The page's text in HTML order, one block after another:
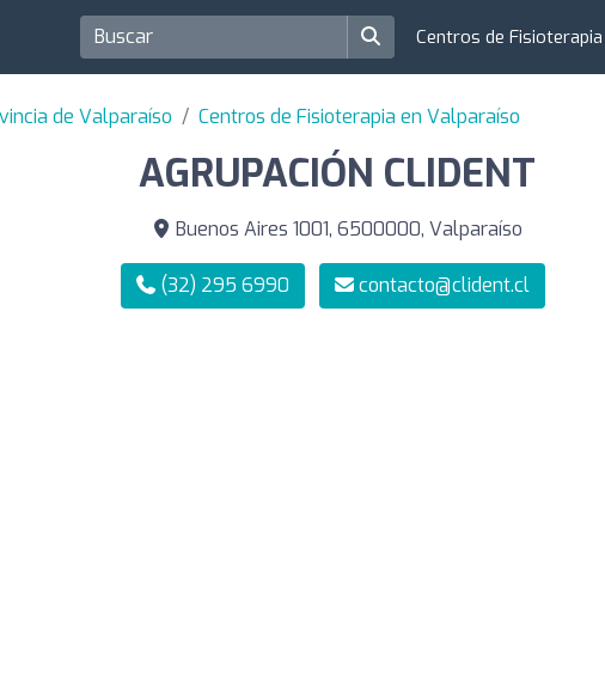
Centros de
de Valparaíso Centros de Fisioterapia en Valparaíso
AGRUPACIÓN CLIDENT
Buenos Aires 1001, 6500000, Valparaíso
(32) 295 6990 contacto@clident.cl